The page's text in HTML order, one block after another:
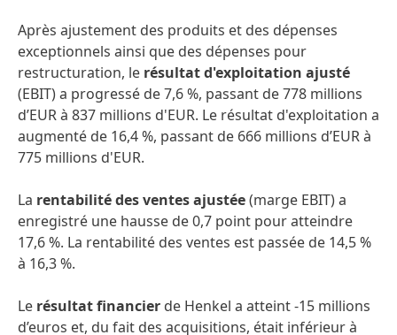
Après ajustement des produits et des dépenses
exceptionnels ainsi que des dépenses pour
restructuration, le résultat d'exploitation ajusté
(EBIT) a progressé de 7,6 %, passant de 778 millions
d’EUR à 837 millions d'EUR. Le résultat d'exploitation a
augmenté de 16,4 %, passant de 666 millions d’EUR à
775 millions d'EUR.
La rentabilité des ventes ajustée(marge EBIT) a
enregistré une hausse de 0,7 point pour atteindre
17,6 %. La rentabilité des ventes est passée de 14,5 %
à 16,3 %.
Le résultat financier de Henkel a atteint -15 millions
d’euros et, du fait des acquisitions, était inférieur à